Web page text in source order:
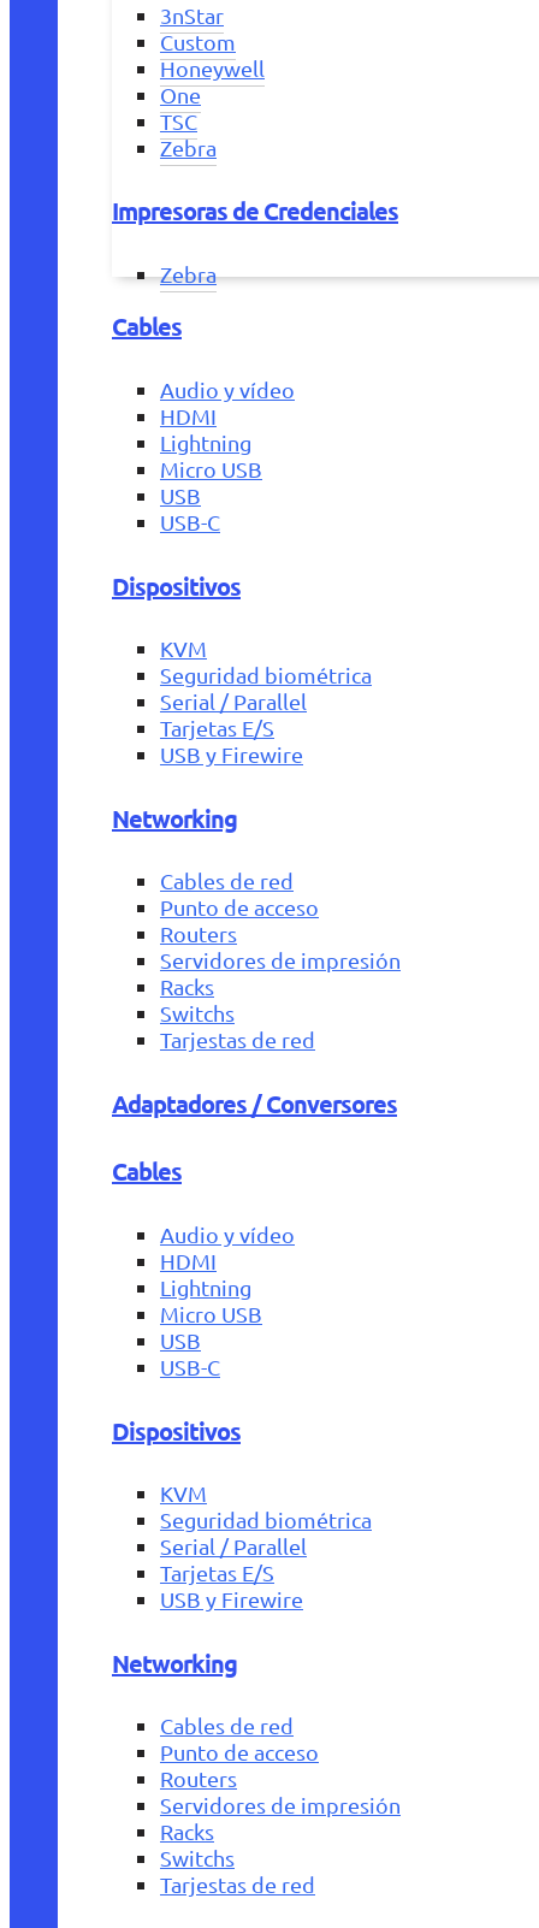
3nStar
Custom
Honeywell
One
TSC
Zebra
Impresoras de Credenciales
Zebra
Cables
Audio y vídeo
HDMI
Lightning
Micro USB
USB
USB-C
Dispositivos
KVM
Seguridad biométrica
Serial / Parallel
Tarjetas E/S
USB y Firewire
Networking
Cables de red
Punto de acceso
Routers
Servidores de impresión
Racks
Switchs
Tarjestas de red
Adaptadores / Conversores
Cables
Audio y vídeo
HDMI
Lightning
Micro USB
USB
USB-C
Dispositivos
KVM
Seguridad biométrica
Serial / Parallel
Tarjetas E/S
USB y Firewire
Networking
Cables de red
Punto de acceso
Routers
Servidores de impresión
Racks
Switchs
Tarjestas de red